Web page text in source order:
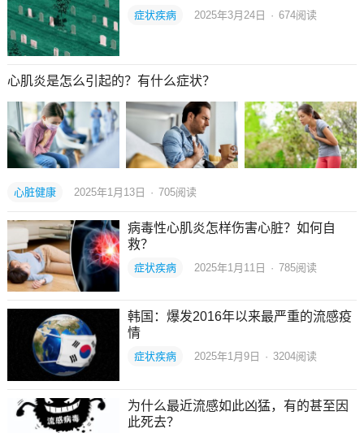
症状疾病 2025年3月24日 · 674阅读
心肌炎是怎么引起的？有什么症状？
心脏健康 2025年1月13日 · 705阅读
病毒性心肌炎怎样伤害心脏？如何自
救？
症状疾病 2025年1月11日 · 785阅读
韩国：爆发2016年以来最严重的流感疫
情
症状疾病 2025年1月9日 · 3204阅读
为什么最近流感如此凶猛，有的甚至因
此死去？